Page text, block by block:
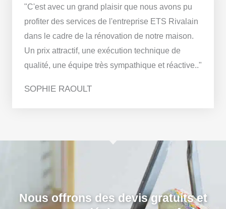
"C'est avec un grand plaisir que nous avons pu
profiter des services de l'entreprise ETS Rivalain
dans le cadre de la rénovation de notre maison.
Un prix attractif, une exécution technique de
qualité, une équipe très sympathique et réactive.."
SOPHIE RAOULT
Nous offrons des devis gratuits et